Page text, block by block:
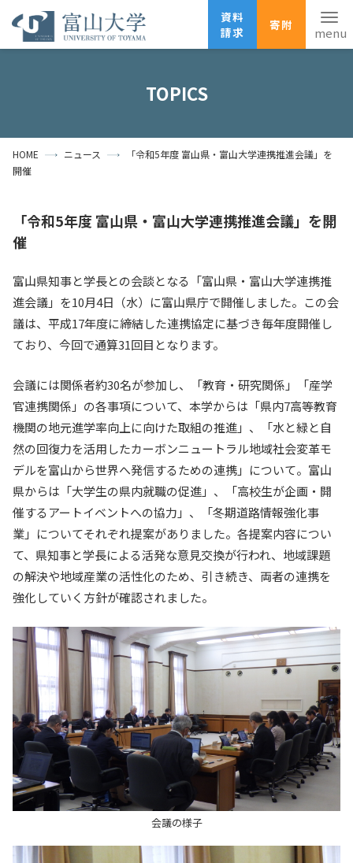
資料
請求
寄附
資料請求
寄附
広報刊行物
受験生の方 地域・一般の方 企業・研究者の方
大学紹介
学部・大学院・施設
教育・学生支援
研究・産学官連携
国際交流・留学
TOPICS
HOME ニュース
「令和5年度 富山県・富山大学連携推進会議」を
開催
「令和5年度 富山県・富山大学連携推進会議」を開
催
富山県知事と学長との会談となる「富山県・富山大学連携推
進会議」を10月4日（水）に富山県庁で開催しました。この会
議は、平成17年度に締結した連携協定に基づき毎年度開催し
ており、今回で通算31回目となります。
会議には関係者約30名が参加し、「教育・研究関係」「産学
官連携関係」の各事項について、本学からは「県内7高等教育
機関の地元進学率向上に向けた取組の推進」、「水と緑と自
然の回復力を活用したカーボンニュートラル地域社会変革モ
デルを富山から世界へ発信するための連携」について。富山
県からは「大学生の県内就職の促進」、「高校生が企画・開
催するアートイベントへの協力」、「冬期道路情報強化事
業」についてそれぞれ提案がありました。各提案内容につい
て、県知事と学長による活発な意見交換が行われ、地域課題
の解決や地域産業の活性化のため、引き続き、両者の連携を
強化していく方針が確認されました。
会議の様子